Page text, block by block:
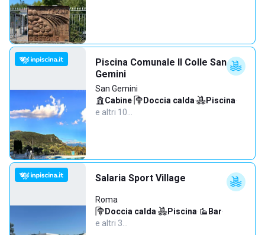
Piscina Comunale Il Colle San
Gemini
San Gemini
Cabine· Doccia calda· Piscina·
e altri 10…
Salaria Sport Village
Roma
Doccia calda· Piscina· Bar·
e altri 3…